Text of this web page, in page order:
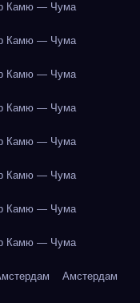
Камю — Чума
Камю — Чума
Камю — Чума
Камю — Чума
Камю — Чума
Камю — Чума
Камю — Чума
Камю — Чума
Амстердам